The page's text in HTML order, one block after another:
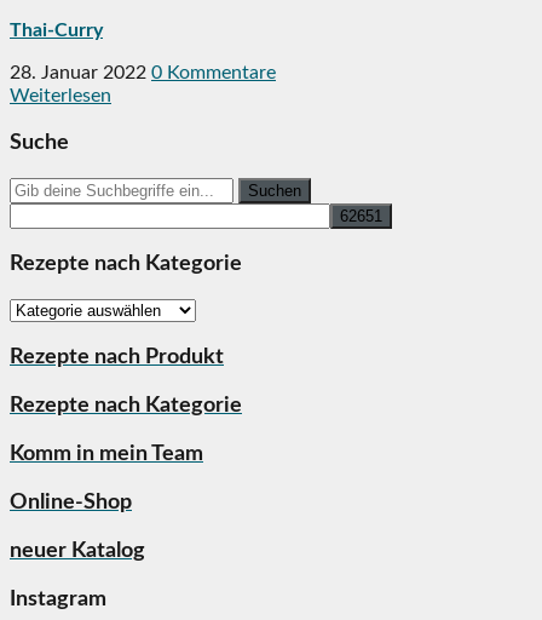
Thai-Curry
28. Januar 2022 0 Kommentare
Weiterlesen
Suche
Search
for:
Rezepte nach Kategorie
Rezepte
Kategorie
Rezepte nach Produkt
Rezepte nach Kategorie
Komm in mein Team
Online-Shop
neuer Katalog
Instagram